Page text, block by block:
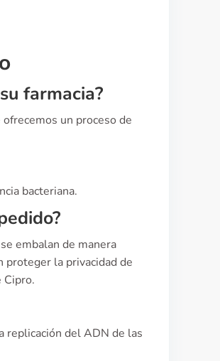
farmacia?
un proceso de
bacteriana.
embalan de manera
proteger la privacidad de
Cipro.
replicación del ADN de las